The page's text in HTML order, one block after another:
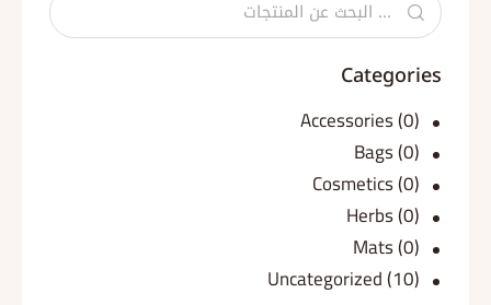
Categories
Accessories(0)
Bags(0)
Cosmetics(0)
Herbs(0)
Mats(0)
Uncategorized(10)